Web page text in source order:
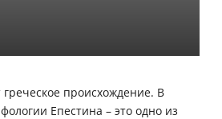
происхождение. В
Епестина – это одно из